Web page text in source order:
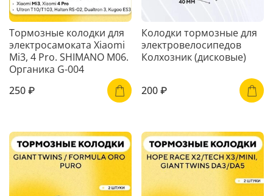
Тормозные колодки для
электросамоката Xiaomi
Mi3, 4 Pro. SHIMANO M06.
Органика G-004
250 ₽
Колодки тормозные для
электровелосипедов
Колхозник (дисковые)
200 ₽